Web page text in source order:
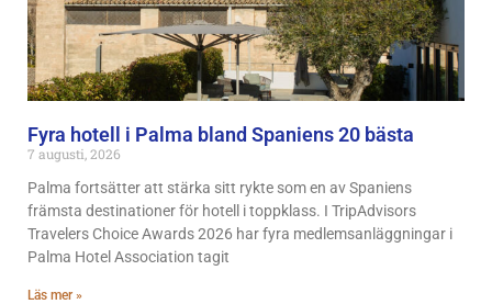
Fyra hotell i Palma bland Spaniens 20 bästa
7 augusti, 2026
Palma fortsätter att stärka sitt rykte som en av Spaniens
främsta destinationer för hotell i toppklass. I TripAdvisors
Travelers Choice Awards 2026 har fyra medlemsanläggningar i
Palma Hotel Association tagit
Läs mer »